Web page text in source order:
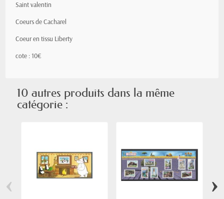
Saint valentin
Coeurs de Cacharel
Coeur en tissu Liberty
cote : 10€
10 autres produits dans la même
catégorie :
‹ ›